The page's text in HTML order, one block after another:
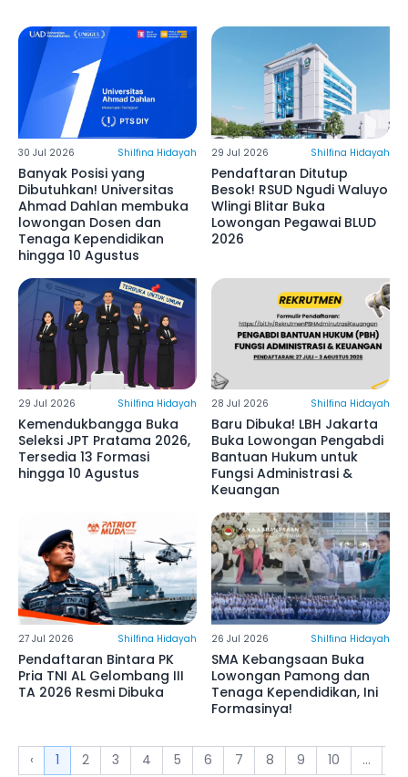
30 Jul 2026 Shilfina Hidayah
Banyak Posisi yang
Dibutuhkan! Universitas
Ahmad Dahlan membuka
lowongan Dosen dan
Tenaga Kependidikan
hingga 10 Agustus
29 Jul 2026 Shilfina Hidayah
Pendaftaran Ditutup
Besok! RSUD Ngudi Waluyo
Wlingi Blitar Buka
Lowongan Pegawai BLUD
2026
29 Jul 2026 Shilfina Hidayah
Kemendukbangga Buka
Seleksi JPT Pratama 2026,
Tersedia 13 Formasi
hingga 10 Agustus
28 Jul 2026 Shilfina Hidayah
Baru Dibuka! LBH Jakarta
Buka Lowongan Pengabdi
Bantuan Hukum untuk
Fungsi Administrasi &
Keuangan
27 Jul 2026 Shilfina Hidayah
Pendaftaran Bintara PK
Pria TNI AL Gelombang III
TA 2026 Resmi Dibuka
26 Jul 2026 Shilfina Hidayah
SMA Kebangsaan Buka
Lowongan Pamong dan
Tenaga Kependidikan, Ini
Formasinya!
‹ 1 2 3 4 5 6 7 8 9 10 ...